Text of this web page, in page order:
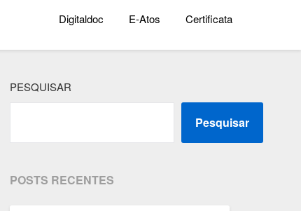
Digitaldoc E-Atos Certificata
PESQUISAR
Pesquisar
POSTS RECENTES